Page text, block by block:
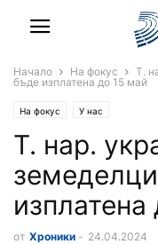
Начало На фокус
Т.
бъде изплатена до 15 май
На фокус У нас
Т. нар.
от Хроники - 24.04.2024